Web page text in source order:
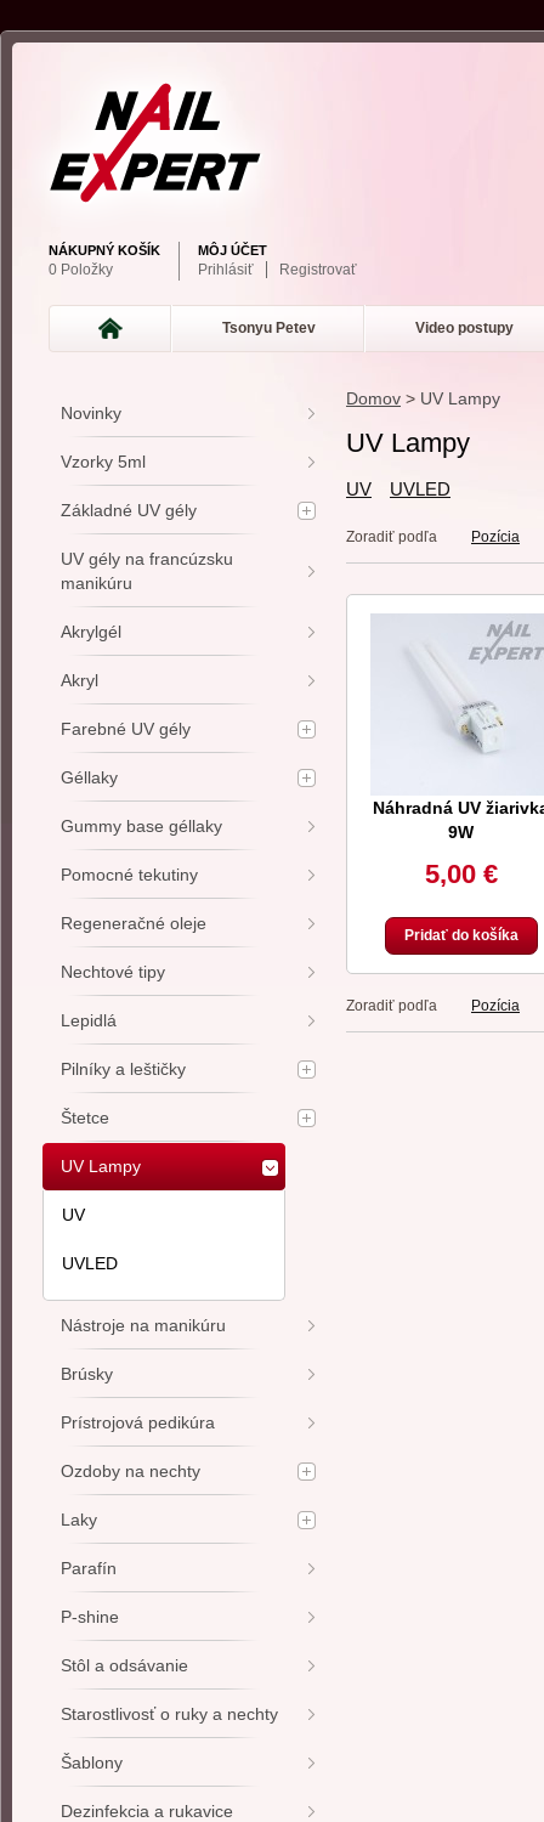
NÁKUPNÝ KOŠÍK
0 Položky
MÔJ ÚČET
Prihlásiť Registrovať
Tsonyu Petev Video postupy
Domov > UV Lampy
UV Lampy
UV UVLED
Zoradiť podľa Pozícia
Náhradná UV
9W
5,00 €
Pridať do košíka
Zoradiť podľa Pozícia
Novinky
Vzorky 5ml
Základné UV gély
UV gély na francúzsku
manikúru
Akrylgél
Akryl
Farebné UV gély
Géllaky
Gummy base géllaky
Pomocné tekutiny
Regeneračné oleje
Nechtové tipy
Lepidlá
Pilníky a leštičky
Štetce
UV Lampy
UV
UVLED
Nástroje na manikúru
Brúsky
Prístrojová pedikúra
Ozdoby na nechty
Laky
Parafín
P-shine
Stôl a odsávanie
Starostlivosť o ruky a nechty
Šablony
Dezinfekcia a rukavice